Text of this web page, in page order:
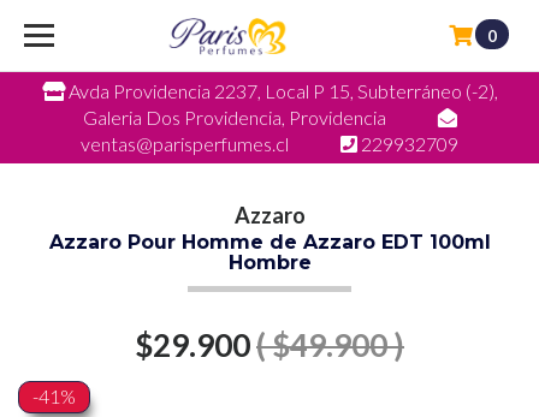
Avda Providencia 2237, Local P 15, Subterráneo (-2),
Galeria Dos Providencia, Providencia
ventas@parisperfumes.cl
229932709
0
Azzaro
Azzaro Pour Homme de Azzaro EDT 100ml
Hombre
$29.900( $49.900 )
-41%